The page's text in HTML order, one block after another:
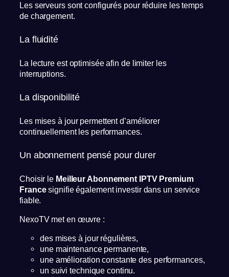
Les serveurs sont configurés pour réduire les temps
de chargement.
La fluidité
La lecture est optimisée afin de limiter les
interruptions.
La disponibilité
Les mises à jour permettent d’améliorer
continuellement les performances.
Un abonnement pensé pour durer
Choisir le Meilleur Abonnement IPTV Premium
Francesignifie également investir dans un service
fiable.
NexoTV met en œuvre :
des mises à jour régulières,
une maintenance permanente,
une amélioration constante des performances,
un suivi technique continu.